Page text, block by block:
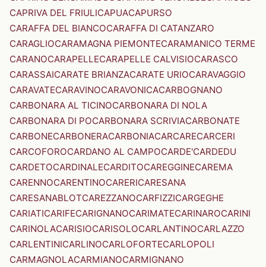
CAPRIVA DEL FRIULICAPUACAPURSO
CARAFFA DEL BIANCOCARAFFA DI CATANZARO
CARAGLIOCARAMAGNA PIEMONTECARAMANICO TERME
CARANOCARAPELLECARAPELLE CALVISIOCARASCO
CARASSAICARATE BRIANZACARATE URIOCARAVAGGIO
CARAVATECARAVINOCARAVONICACARBOGNANO
CARBONARA AL TICINOCARBONARA DI NOLA
CARBONARA DI POCARBONARA SCRIVIACARBONATE
CARBONECARBONERACARBONIACARCARECARCERI
CARCOFOROCARDANO AL CAMPOCARDE'CARDEDU
CARDETOCARDINALECARDITOCAREGGINECAREMA
CARENNOCARENTINOCARERICARESANA
CARESANABLOTCAREZZANOCARFIZZICARGEGHE
CARIATICARIFECARIGNANOCARIMATECARINAROCARINI
CARINOLACARISIOCARISOLOCARLANTINOCARLAZZO
CARLENTINICARLINOCARLOFORTECARLOPOLI
CARMAGNOLACARMIANOCARMIGNANO